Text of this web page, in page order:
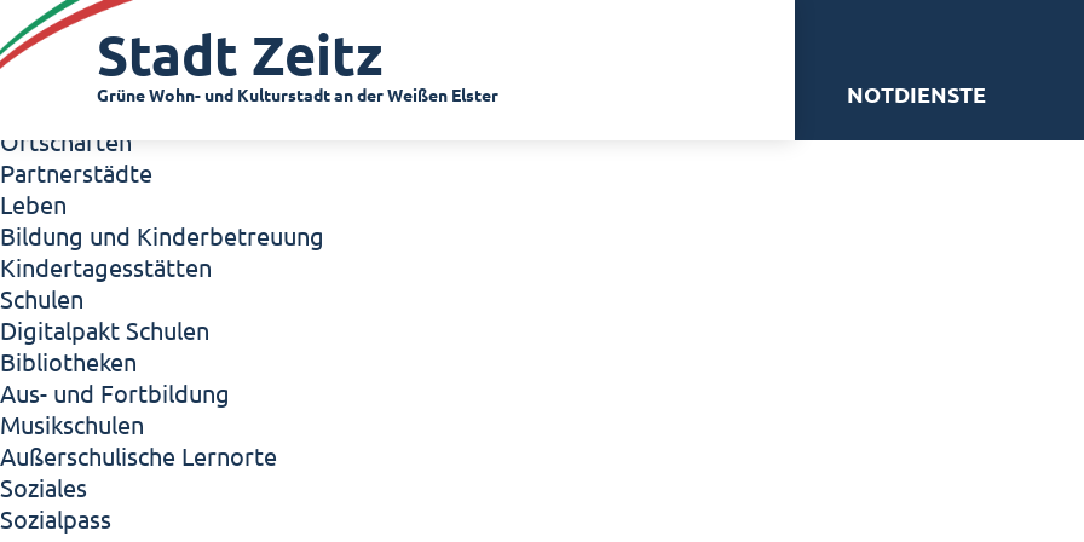
Zeitz - Die Kleinstadt
Willkommen in Zeitz!
Interview mit Oberbürgermeister Christian Thieme
Zeitz - Stadt der Zukunft
Ortschaften
Partnerstädte
Leben
Bildung und Kinderbetreuung
Kindertagesstätten
Schulen
Digitalpakt Schulen
Bibliotheken
Aus- und Fortbildung
Musikschulen
Außerschulische Lernorte
Soziales
Sozialpass
Stadt Zeitz
Grüne Wohn- und Kulturstadt an der Weißen Elster NOTDIENSTE